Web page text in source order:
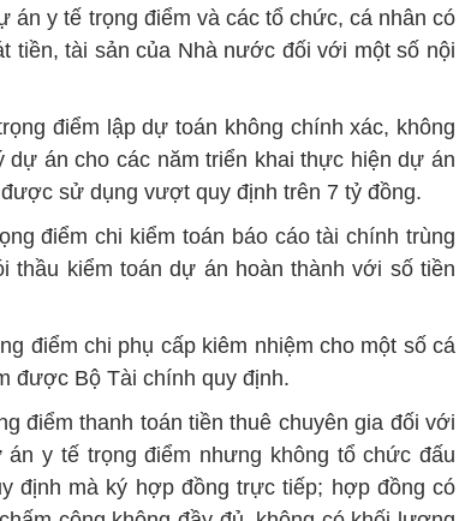
án y tế trọng điểm và các tổ chức, cá nhân có
tiền, tài sản của Nhà nước đối với một số nội
điểm lập dự toán không chính xác, không
dự án cho các năm triển khai thực hiện dự án
sử dụng vượt quy định trên 7 tỷ đồng.
điểm chi kiểm toán báo cáo tài chính trùng
thầu kiểm toán dự án hoàn thành với số tiền
điểm chi phụ cấp kiêm nhiệm cho một số cá
được Bộ Tài chính quy định.
điểm thanh toán tiền thuê chuyên gia đối với
y tế trọng điểm nhưng không tổ chức đấu
định mà ký hợp đồng trực tiếp; hợp đồng có